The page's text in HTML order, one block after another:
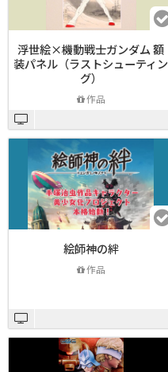
浮世絵×機動戦士ガンダム 額
装パネル（ラストシューティン
グ）
作品
絵師神の絆
作品